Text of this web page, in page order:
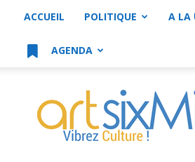
ACCUEIL POLITIQUE A LA
AGENDA
artsixMic